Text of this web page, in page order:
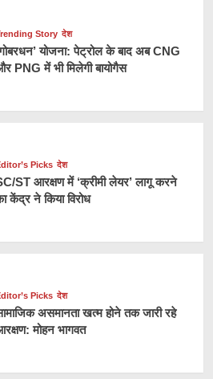
Story देश
योजना: पेट्रोल के बाद अब CNG
PNG में भी मिलेगी बायोगैस
Picks देश
ST आरक्षण में ‘क्रीमी लेयर’ लागू करने
केंद्र ने किया विरोध
Picks देश
असमानता खत्म होने तक जारी रहे
मोहन भागवत